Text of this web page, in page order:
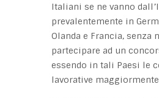
Italiani se ne vanno
prevalentemente in
Olanda e Francia, senza
partecipare ad un
essendo in tali Paesi le
lavorative